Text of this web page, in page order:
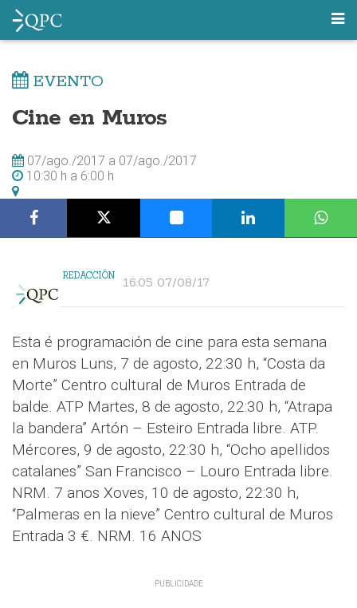
EVENTO
Cine en Muros
07/ago./2017 a 07/ago./2017
10:30 h a 6:00 h
REDACCIÓN 16:05 07/08/17
Esta é programación de cine para esta semana
en Muros Luns, 7 de agosto, 22:30 h, “Costa da
Morte” Centro cultural de Muros Entrada de
balde. ATP Martes, 8 de agosto, 22:30 h, “Atrapa
la bandera” Artón – Esteiro Entrada libre. ATP.
Mércores, 9 de agosto, 22:30 h, “Ocho apellidos
catalanes” San Francisco – Louro Entrada libre.
NRM. 7 anos Xoves, 10 de agosto, 22:30 h,
“Palmeras en la nieve” Centro cultural de Muros
Entrada 3 €. NRM. 16 ANOS